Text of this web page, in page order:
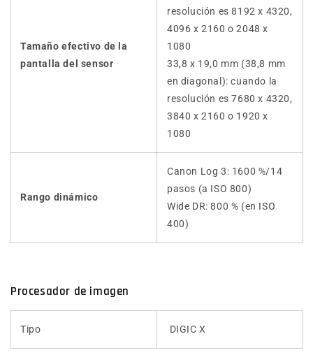
Tamaño efectivo de la
pantalla del sensor
resolución es 8192 x 4320,
4096 x 2160 o 2048 x
1080
33,8 x 19,0 mm (38,8 mm
en diagonal): cuando la
resolución es 7680 x 4320,
3840 x 2160 o 1920 x
1080
Rango dinámico
Canon Log 3: 1600 %/14
pasos (a ISO 800)
Wide DR: 800 % (en ISO
400)
Procesador de imagen
Tipo DIGIC X